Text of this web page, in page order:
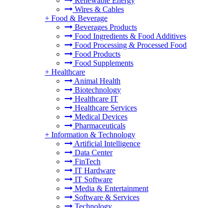
Wires & Cables
+ Food & Beverage
Beverages Products
Food Ingredients & Food Additives
Food Processing & Processed Food
Food Products
Food Supplements
+ Healthcare
Animal Health
Biotechnology
Healthcare IT
Healthcare Services
Medical Devices
Pharmaceuticals
+ Information & Technology
Artificial Intelligence
Data Center
FinTech
IT Hardware
IT Software
Media & Entertainment
Software & Services
Technology